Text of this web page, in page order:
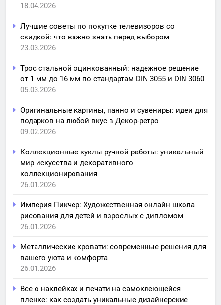
18.04.2026
Лучшие советы по покупке телевизоров со
скидкой: что важно знать перед выбором
23.03.2026
Трос стальной оцинкованный: надежное решение
от 1 мм до 16 мм по стандартам DIN 3055 и DIN 3060
05.03.2026
Оригинальные картины, панно и сувениры: идеи для
подарков на любой вкус в Декор-ретро
09.02.2026
Коллекционные куклы ручной работы: уникальный
мир искусства и декоративного
коллекционирования
26.01.2026
Империя Пикчер: Художественная онлайн школа
рисования для детей и взрослых с дипломом
26.01.2026
Металлические кровати: современные решения для
вашего уюта и комфорта
26.01.2026
Все о наклейках и печати на самоклеющейся
пленке: как создать уникальные дизайнерские